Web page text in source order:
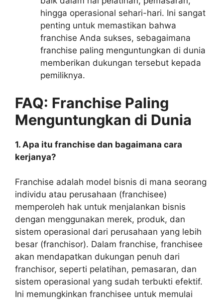
hingga operasional sehari-hari. Ini sangat
penting untuk memastikan bahwa
franchise Anda sukses, sebagaimana
franchise paling menguntungkan di dunia
memberikan dukungan tersebut kepada
pemiliknya.
FAQ: Franchise Paling
Menguntungkan di Dunia
1. Apa itu franchise dan bagaimana cara
kerjanya?
Franchise adalah model bisnis di mana seorang
individu atau perusahaan (franchisee)
memperoleh hak untuk menjalankan bisnis
dengan menggunakan merek, produk, dan
sistem operasional dari perusahaan yang lebih
besar (franchisor). Dalam franchise, franchisee
akan mendapatkan dukungan penuh dari
franchisor, seperti pelatihan, pemasaran, dan
sistem operasional yang sudah terbukti efektif.
Ini memungkinkan franchisee untuk memulai